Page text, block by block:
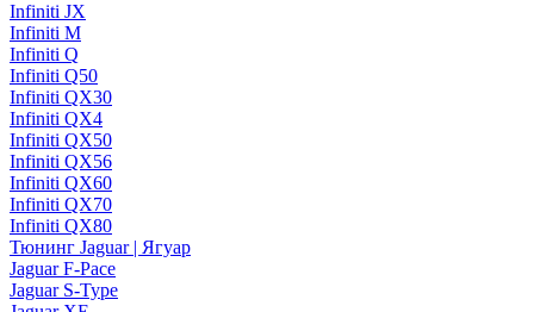
Infiniti JX
Infiniti M
Infiniti Q
Infiniti Q50
Infiniti QX30
Infiniti QX4
Infiniti QX50
Infiniti QX56
Infiniti QX60
Infiniti QX70
Infiniti QX80
Тюнинг Jaguar | Ягуар
Jaguar F-Pace
Jaguar S-Type